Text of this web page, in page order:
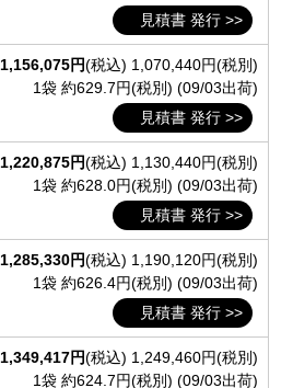
見積書 発行 >>
1,156,075円(税込) 1,070,440円(税別)
1袋 約629.7円(税別) (09/03出荷)
見積書 発行 >>
1,220,875円(税込) 1,130,440円(税別)
1袋 約628.0円(税別) (09/03出荷)
見積書 発行 >>
1,285,330円(税込) 1,190,120円(税別)
1袋 約626.4円(税別) (09/03出荷)
見積書 発行 >>
1,349,417円(税込) 1,249,460円(税別)
1袋 約624.7円(税別) (09/03出荷)